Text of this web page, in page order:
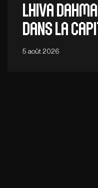
Lhiva
dans la
5 août 2026